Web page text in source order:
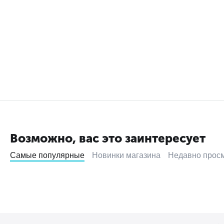
Возможно, вас это заинтересует
Самые популярные Новинки магазина Недавно